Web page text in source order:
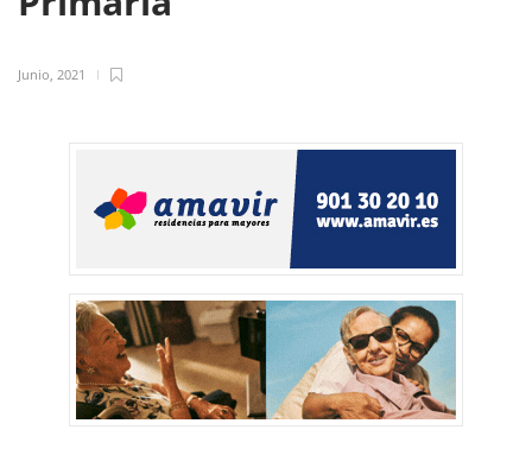
Junio, 2021